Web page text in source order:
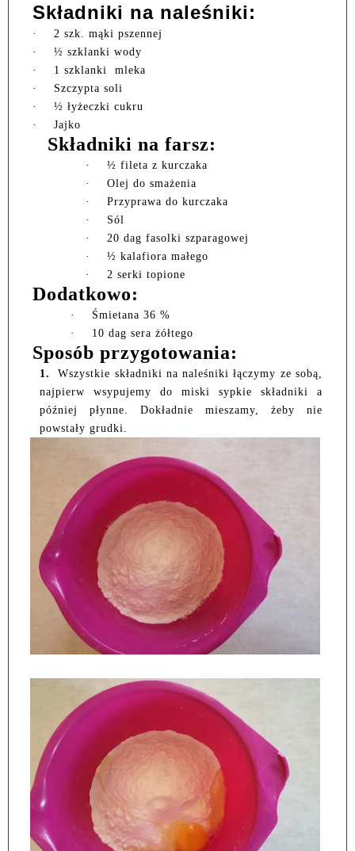
Składniki na naleśniki:
·
2 szk. mąki pszennej
·
½ szklanki wody
·
1 szklanki
mleka
·
Szczypta soli
·
½ łyżeczki cukru
·
Jajko
Składniki na farsz:
·
½ fileta z kurczaka
·
Olej do smażenia
·
Przyprawa do kurczaka
·
Sól
·
20 dag fasolki szparagowej
·
½ kalafiora małego
·
2 serki topione
Dodatkowo:
·
Śmietana 36 %
·
10 dag sera żółtego
Sposób przygotowania:
1.
Wszystkie składniki na naleśniki łączymy ze sobą,
najpierw wsypujemy do miski sypkie składniki a
później płynne. Dokładnie mieszamy, żeby nie
powstały grudki.